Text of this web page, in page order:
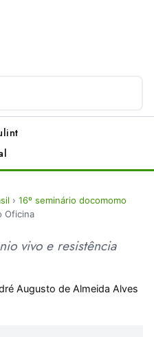
int
› 16º seminário docomomo
Oficina
vivo e resistência
Augusto de Almeida Alves